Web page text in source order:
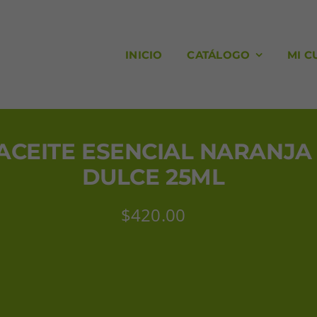
INICIO CATÁLOGO MI
ESENCIAL NARANJA
DULCE 25ML
$420.00